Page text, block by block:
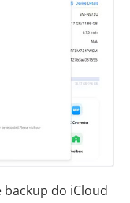
backup do iCloud